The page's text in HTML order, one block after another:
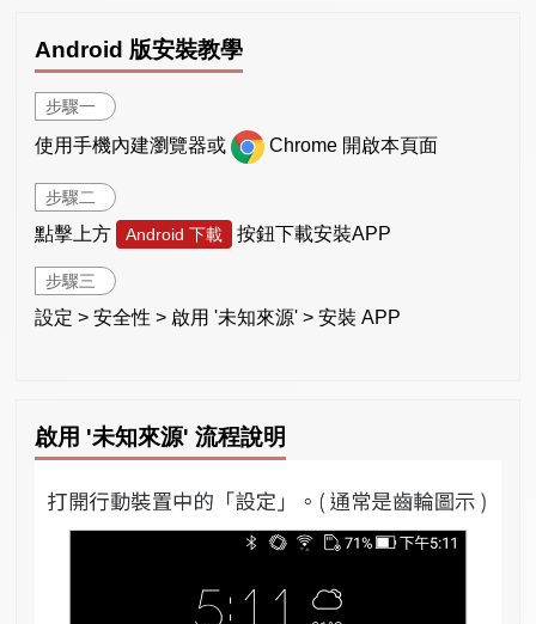
Android 版安裝教學
步驟一
使用手機內建瀏覽器或 Chrome 開啟本頁面
步驟二
點擊上方 Android 下載 按鈕下載安裝APP
步驟三
設定 > 安全性 > 啟用 '未知來源' > 安裝 APP
啟用 '未知來源' 流程說明